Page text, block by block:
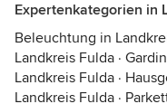
Expertenkategorien in
Beleuchtung in
Landkreis Fulda ·
Landkreis Fulda ·
Landkreis Fulda ·